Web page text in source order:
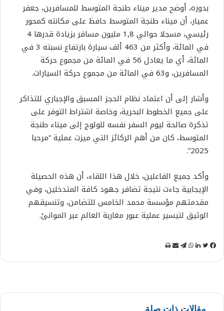
بدوره، أوضح مدير ميناء طنجة المتوسط للمسافرين، جعفر
عميار، أن ميناء طنجة المتوسط حافظ على مكانته كمحور
رئيسي، مسجلا حوالي 1,8 مليون مسافر بزيادة قدرها 4
في المائة، وأكثر من 463 ألف سيارة بارتفاع نسبته 3 في
المائة، أي ما يعادل 56 في المائة من مجموع حركة
المسافرين، و63 في المائة من مجموع حركة السيارات.
وأشار إلى أن اعتماد نظام الحجز المسبق والإجباري للتذاكر
على جميع الخطوط البحرية، وخاصة اشتراط التوفر على
تذكرة صالحة ليوم السفر نفسه للولوج إلى ميناء طنجة
المتوسط، كان من أهم الركائز التي ميزت عملية “مرحبا
2025”.
وأكد جميع الفاعلين، خلال هذا اللقاء، أن هذه الحصيلة
الإيجابية جاءت نتيجة تضافر جهود كافة المتدخلين، وفي
مقدمتهم مؤسسة محمد الخامس للتضامن، وتنسيقهم
الوثيق لتيسير عملية عبور مغاربة العالم عبر الموانئ.
مقالات ذات صلة